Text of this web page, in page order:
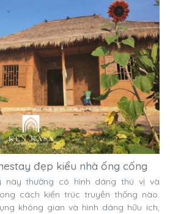
đẹp kiểu nhà ống cống
này thường có hình dáng thú vị và
cách kiến trúc truyền thống nào.
không gian và hình dáng hữu ích,